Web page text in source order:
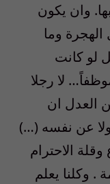
وان يكون
وما
لو كانت
لا رجلا
العدل ان
عن نفسه (…)
الاحترام
. وكلنا يعلم